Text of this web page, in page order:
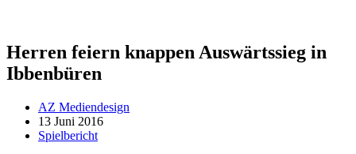
Herren feiern knappen Auswärtssieg in
Ibbenbüren
AZ Mediendesign
13 Juni 2016
Spielbericht